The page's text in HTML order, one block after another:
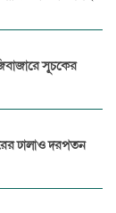
সূচকের
ঢালাও দরপতন